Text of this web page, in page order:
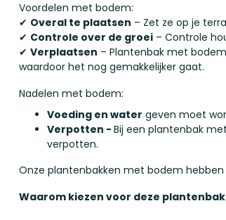
Voordelen met bodem:
✔ Overal te plaatsen – Zet ze op je
✔ Controle over de groei – Controle
✔ Verplaatsen – Plantenbak met
waardoor het nog gemakkelijker gaat.
Nadelen met bodem:
Voeding en water geven moet
Verpotten - Bij een plantenbak
verpotten.
Onze plantenbakken met bodem
Waarom kiezen voor deze